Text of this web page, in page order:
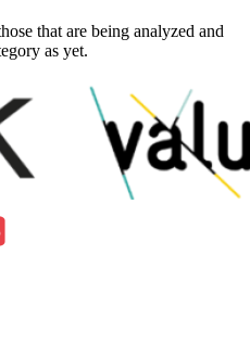
that are being analyzed and
as yet.